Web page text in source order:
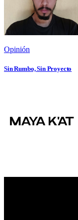
Opinión
Sin Rumbo, Sin Proyecto